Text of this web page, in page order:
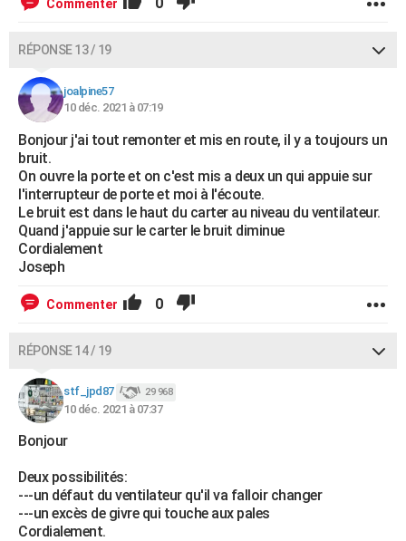
Commenter
RÉPONSE 13 / 19
joalpine57
10 déc. 2021 à 07:19
Bonjour j'ai tout remonter et mis en route, il y a toujours un
bruit.
On ouvre la porte et on c'est mis a deux un qui appuie sur
l'interrupteur de porte et moi à l'écoute.
Le bruit est dans le haut du carter au niveau du ventilateur.
Quand j'appuie sur le carter le bruit diminue
Cordialement
Joseph
Commenter 0
RÉPONSE 14 / 19
stf_jpd87 29 968
10 déc. 2021 à 07:37
Bonjour
Deux possibilités:
---un défaut du ventilateur qu'il va falloir changer
---un excès de givre qui touche aux pales
Cordialement.